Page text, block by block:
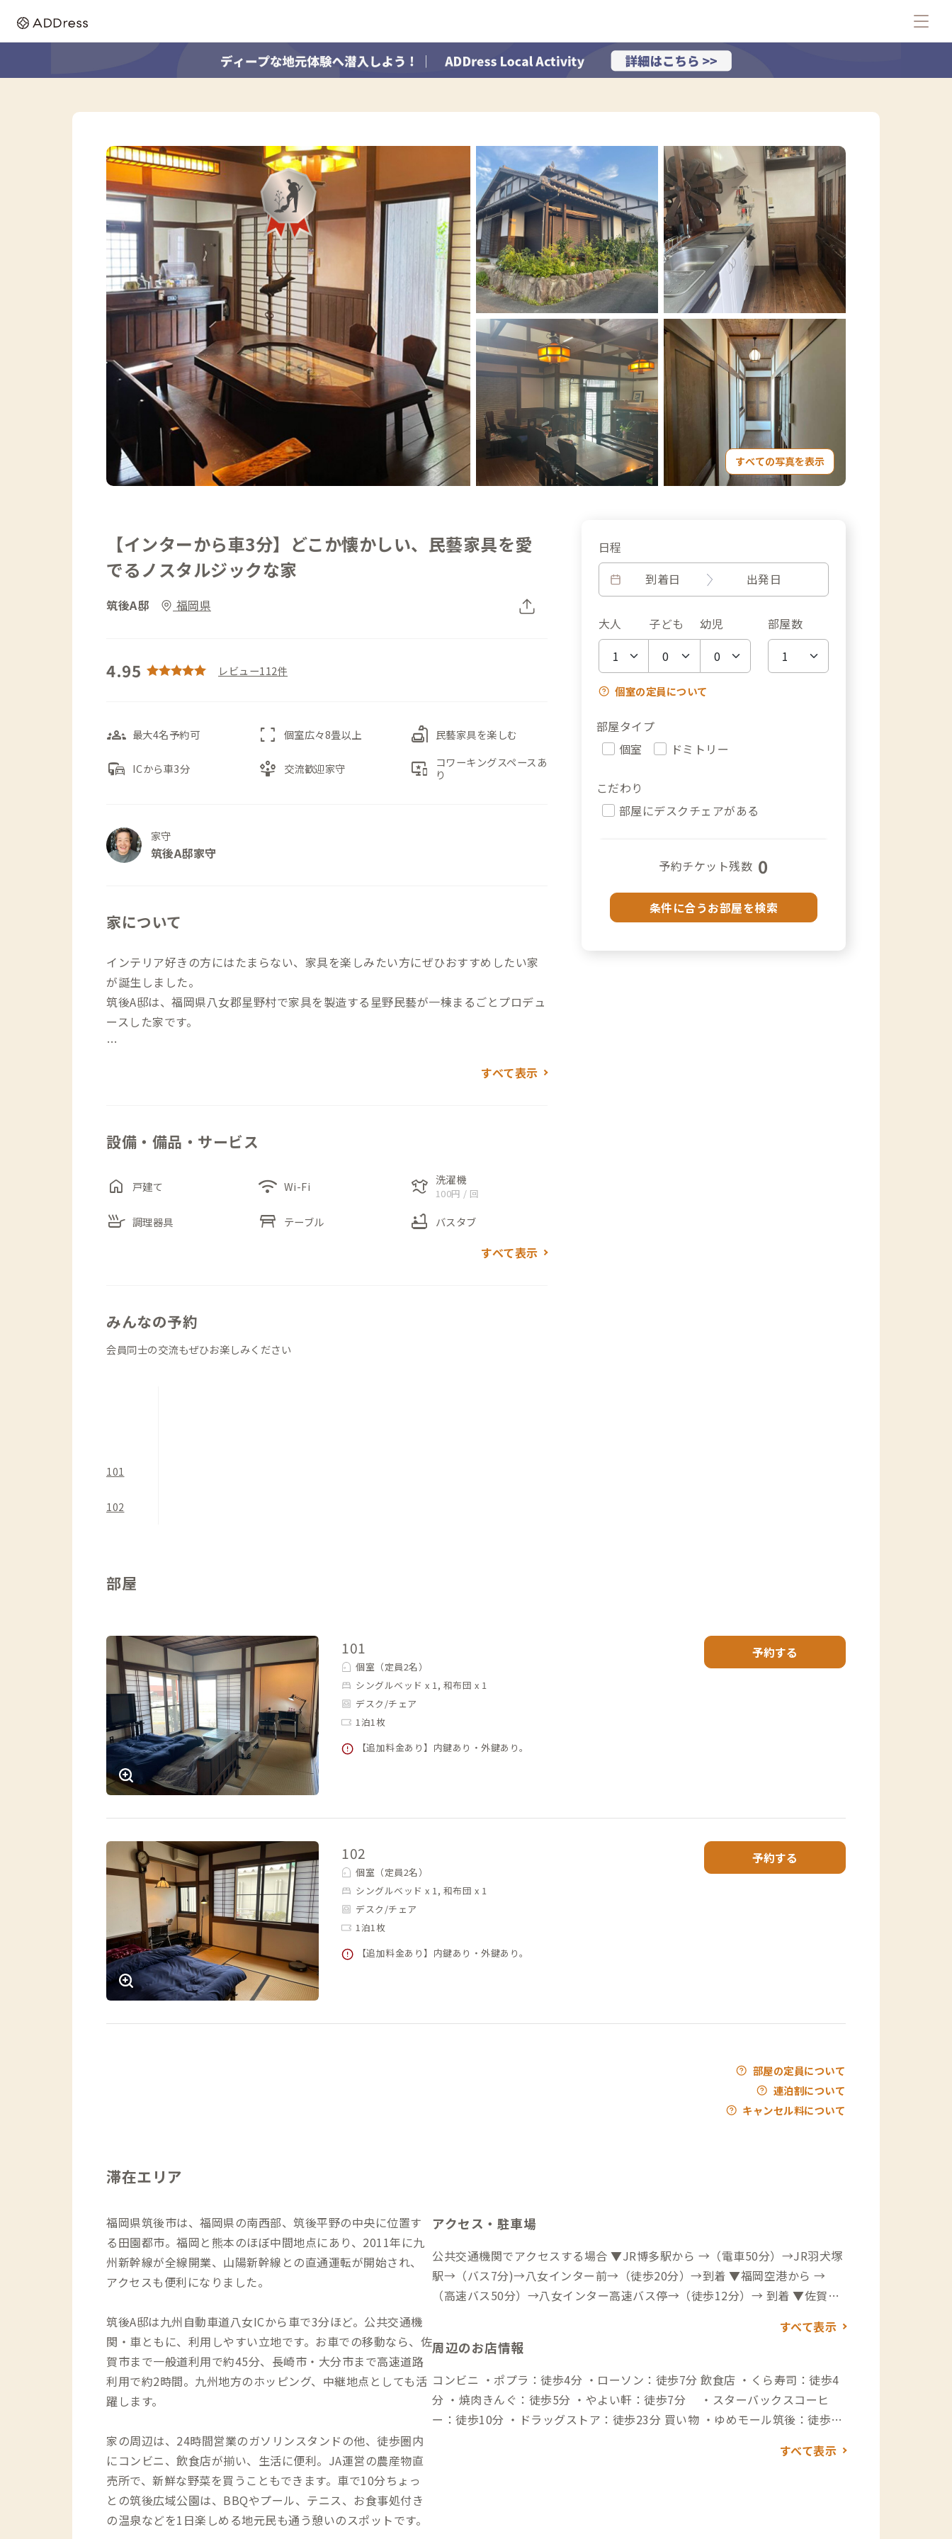
すべての写真を表示
【インターから車3分】どこか懐かしい、民藝家具を愛
でるノスタルジックな家
筑後A邸 福岡県
4.95 レビュー112件
groups_3 最大4名予約可 fullscreen 個室広々8畳以上 scene 民藝家具を楽しむ
commute ICから車3分 person_play 交流歓迎家守 important_devices
コワーキングスペースあ
り
家守
筑後A邸家守
家について
インテリア好きの方にはたまらない、家具を楽しみたい方にぜひおすすめしたい家
が誕生しました。
筑後A邸は、福岡県八女郡星野村で家具を製造する星野民藝が一棟まるごとプロデュ
ースした家です。
状の家具を製作している家具ブランド。木の重厚感を感じるどっしりとしたフォル
一見するとアンティークにも見える家具とマッチする、どこかノスタルジックな雰
24年現在）。気密性の高い構造ですので、暑さ寒さを気にせず、快適に過ごせま
す。IH搭載の広々としたキッチンです。
すべて表示
設備・備品・サービス
home 戸建て wifi Wi-Fi laundry 洗濯機
100円 / 回
skillet 調理器具 table_restaurant テーブル bathtub バスタブ
すべて表示
日程
到着日
出発日
大人 子ども 幼児 部屋数
個室の定員について
部屋タイプ
個室
ドミトリー
こだわり
部屋にデスクチェアがある
予約チケット残数 0
条件に合うお部屋を検索
みんなの予約
会員同士の交流もぜひお楽しみください
101
102
部屋
101
個室（定員2名）
シングルベッド x 1, 和布団 x 1
デスク/チェア
1泊1枚
【追加料金あり】内鍵あり・外鍵あり。
予約する
102
個室（定員2名）
シングルベッド x 1, 和布団 x 1
デスク/チェア
1泊1枚
【追加料金あり】内鍵あり・外鍵あり。
予約する
部屋の定員について
連泊割について
キャンセル料について
滞在エリア
福岡県筑後市は、福岡県の南西部、筑後平野の中央に位置す
る田園都市。福岡と熊本のほぼ中間地点にあり、2011年に九
州新幹線が全線開業、山陽新幹線との直通運転が開始され、
アクセスも便利になりました。
筑後A邸は九州自動車道八女ICから車で3分ほど。公共交通機
関・車ともに、利用しやすい立地です。お車での移動なら、佐
賀市まで一般道利用で約45分、長崎市・大分市まで高速道路
利用で約2時間。九州地方のホッピング、中継地点としても活
躍します。
家の周辺は、24時間営業のガソリンスタンドの他、徒歩圏内
にコンビニ、飲食店が揃い、生活に便利。JA運営の農産物直
売所で、新鮮な野菜を買うこともできます。車で10分ちょっ
との筑後広域公園は、BBQやプール、テニス、お食事処付き
の温泉などを1日楽しめる地元民も通う憩いのスポットです。
アクセス・駐車場
公共交通機関でアクセスする場合 ▼JR博多駅から →（電車50分）→JR羽犬塚
駅→（バス7分)→八女インター前→（徒歩20分）→到着 ▼福岡空港から →
（高速バス50分）→八女インター高速バス停→（徒歩12分）→ 到着 ▼佐賀空
（高速道路34分）→八女IC→（一般道3分）→到着
すべて表示
周辺のお店情報
コンビニ ・ポプラ：徒歩4分 ・ローソン：徒歩7分 飲食店 ・くら寿司：徒歩4
分 ・焼肉きんぐ：徒歩5分 ・やよい軒：徒歩7分 ・スターバックスコーヒ
ー：徒歩10分 ・ドラッグストア：徒歩23分 買い物 ・ゆめモール筑後：徒歩14
すべて表示